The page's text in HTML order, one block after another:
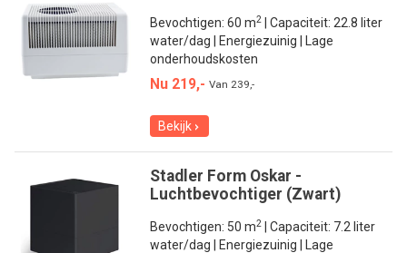
Bevochtigen: 60 m2
| Capaciteit: 22.8 liter
water/dag | Energiezuinig | Lage
onderhoudskosten
Nu 219,- Van 239,-
Bekijk
Stadler Form Oskar -
Luchtbevochtiger (Zwart)
Bevochtigen: 50 m2
| Capaciteit: 7.2 liter
water/dag | Energiezuinig | Lage